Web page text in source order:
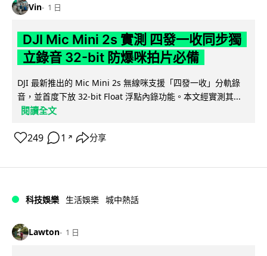
Vin 1 日
DJI Mic Mini 2s 實測 四發一收同步獨
立錄音 32-bit 防爆咪拍片必備
DJI 最新推出的 Mic Mini 2s 無線咪支援「四發一收」分軌錄
音，並首度下放 32-bit Float 浮點內錄功能。本文經實測其...
閱讀全文
249 1 ↗ 分享
科技娛樂 生活娛樂 城中熱話
Lawton 1 日